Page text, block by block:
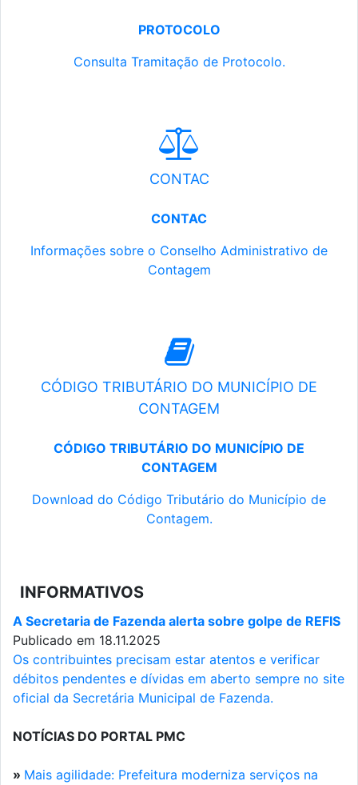
PROTOCOLO
Consulta Tramitação de Protocolo.
CONTAC
CONTAC
Informações sobre o Conselho Administrativo de
Contagem
CÓDIGO TRIBUTÁRIO DO MUNICÍPIO DE
CONTAGEM
CÓDIGO TRIBUTÁRIO DO MUNICÍPIO DE
CONTAGEM
Download do Código Tributário do Município de
Contagem.
INFORMATIVOS
A Secretaria de Fazenda alerta sobre golpe de REFIS
Publicado em 18.11.2025
Os contribuintes precisam estar atentos e verificar
débitos pendentes e dívidas em aberto sempre no site
oficial da Secretária Municipal de Fazenda.
NOTÍCIAS DO PORTAL PMC
» Mais agilidade: Prefeitura moderniza serviços na